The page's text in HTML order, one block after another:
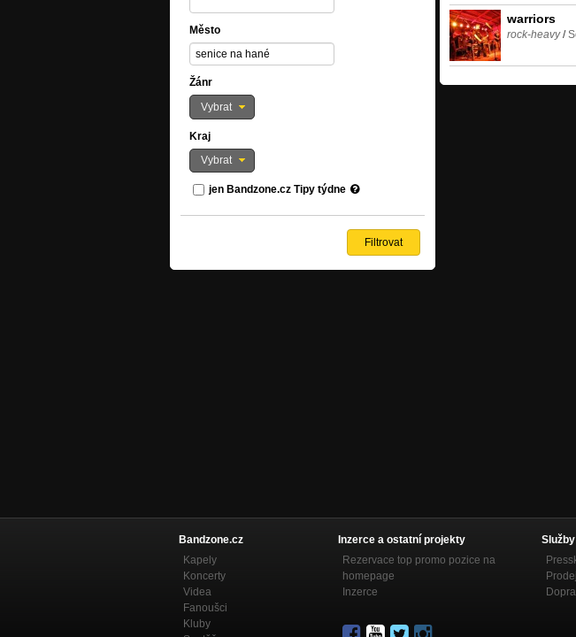
Město
Žánr
Vybrat
Kraj
Vybrat
jen Bandzone.cz Tipy týdne
warriors
rock-heavy/
Bandzone.cz
Kapely
Koncerty
Videa
Fanoušci
Kluby
Inzerce a ostatní projekty
Rezervace top promo pozice na
homepage
Inzerce